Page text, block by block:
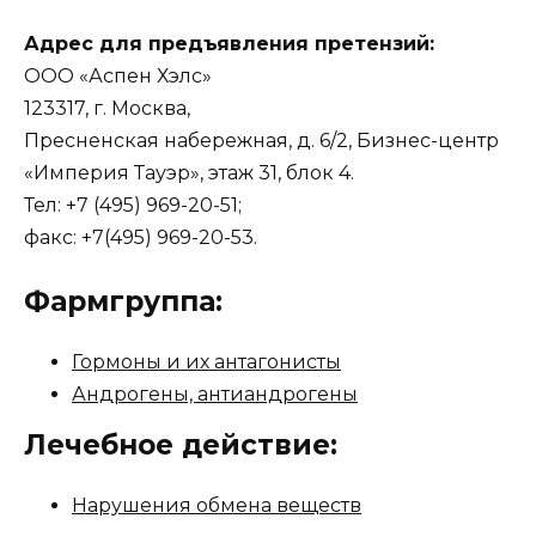
Адрес для предъявления претензий:
ООО «Аспен Хэлс»
123317, г. Москва,
Пресненская набережная, д. 6/2, Бизнес-центр
«Империя Тауэр», этаж 31, блок 4.
Тел: +7 (495) 969-20-51;
факс: +7(495) 969-20-53.
Фармгруппа:
Гормоны и их антагонисты
Андрогены, антиандрогены
Лечебное действие:
Нарушения обмена веществ